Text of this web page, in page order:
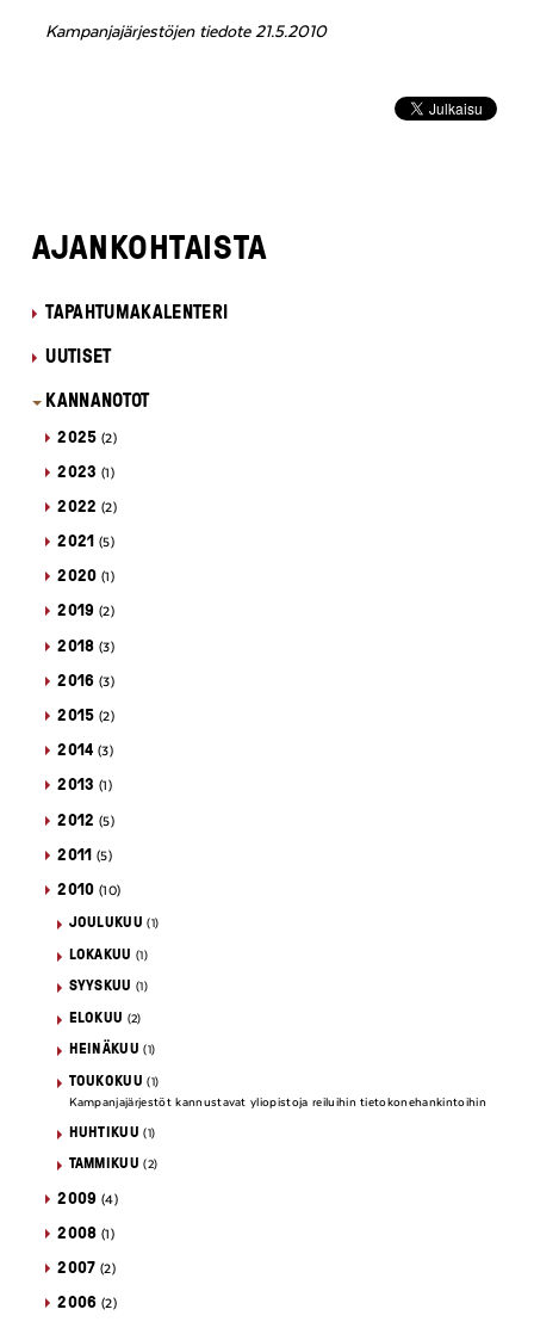
Kampanjajärjestöjen tiedote 21.5.2010
AJANKOHTAISTA
TAPAHTUMAKALENTERI
UUTISET
KANNANOTOT
2025 (2)
2023 (1)
2022 (2)
2021 (5)
2020 (1)
2019 (2)
2018 (3)
2016 (3)
2015 (2)
2014 (3)
2013 (1)
2012 (5)
2011 (5)
2010 (10)
JOULUKUU (1)
LOKAKUU (1)
SYYSKUU (1)
ELOKUU (2)
HEINÄKUU (1)
TOUKOKUU (1)
Kampanjajärjestöt kannustavat yliopistoja reiluihin tietokonehankintoihin
HUHTIKUU (1)
TAMMIKUU (2)
2009 (4)
2008 (1)
2007 (2)
2006 (2)